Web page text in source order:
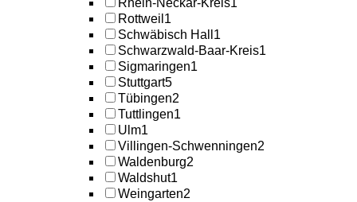
Rhein-Neckar-Kreis1
Rottweil 1
Schwäbisch Hall 1
Schwarzwald-Baar-Kreis1
Sigmaringen1
Stuttgart5
Tübingen2
Tuttlingen1
Ulm1
Villingen-Schwenningen2
Waldenburg2
Waldshut1
Weingarten2